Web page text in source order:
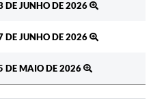
DE JUNHO DE 2026
DE JUNHO DE 2026
DE MAIO DE 2026